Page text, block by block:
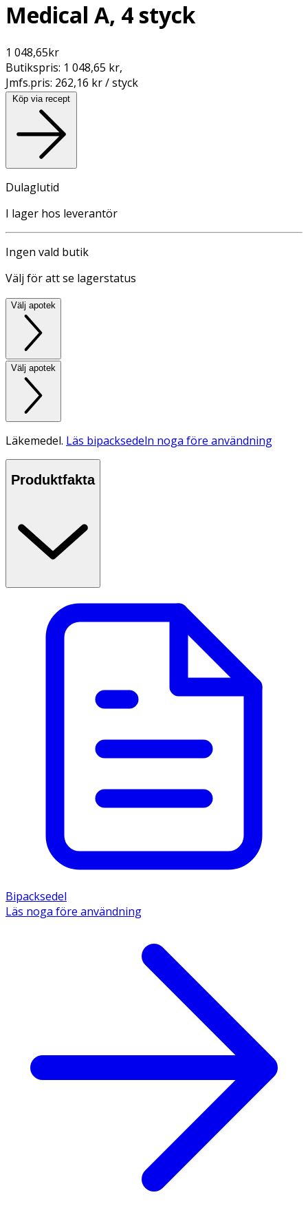
Medical A, 4 styck
1 048,65kr
Butikspris: 1 048,65 kr,
Jmfs.pris: 262,16 kr / styck
Köp via recept
Dulaglutid
I lager hos leverantör
Ingen vald butik
Välj för att se lagerstatus
Välj apotek
Välj apotek
Läkemedel. Läs bipacksedeln noga före användning
Produktfakta
Bipacksedel
Läs noga före användning